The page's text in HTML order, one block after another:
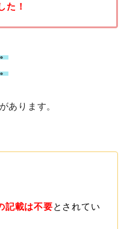
た！
あります。
記載は不要とされてい